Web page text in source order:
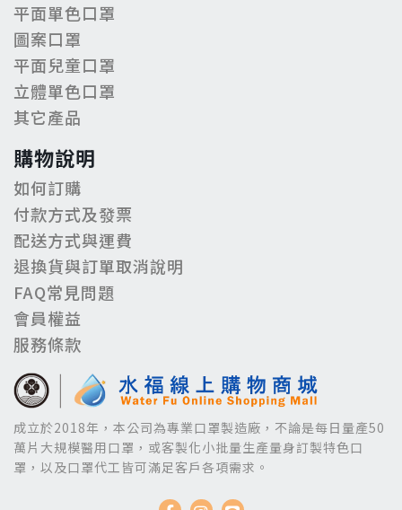
平面單色口罩
圖案口罩
平面兒童口罩
立體單色口罩
其它產品
購物說明
如何訂購
付款方式及發票
配送方式與運費
退換貨與訂單取消說明
FAQ常見問題
會員權益
服務條款
成立於2018年，本公司為專業口罩製造廠，不論是每日量產50
萬片大規模醫用口罩，或客製化小批量生產量身訂製特色口
罩，以及口罩代工皆可滿足客戶各項需求。